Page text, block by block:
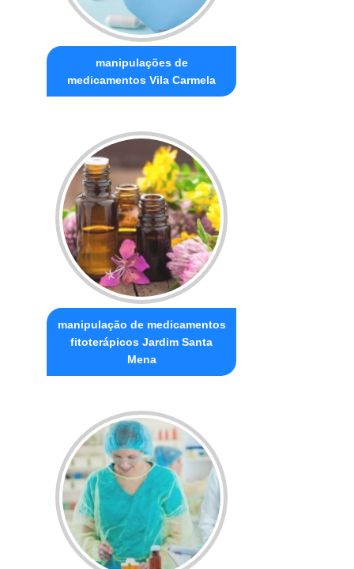
manipulações de
medicamentos Vila Carmela
manipulação de medicamentos
fitoterápicos Jardim Santa
Mena